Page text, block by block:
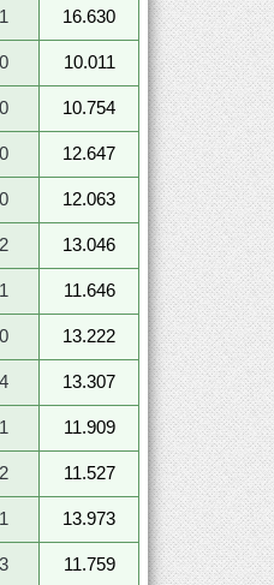
1
16.630
0
10.011
0
10.754
0
12.647
0
12.063
2
13.046
1
11.646
0
13.222
4
13.307
1
11.909
2
11.527
1
13.973
3
11.759